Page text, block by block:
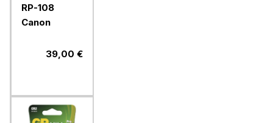
RP-108
Canon
39,00 €